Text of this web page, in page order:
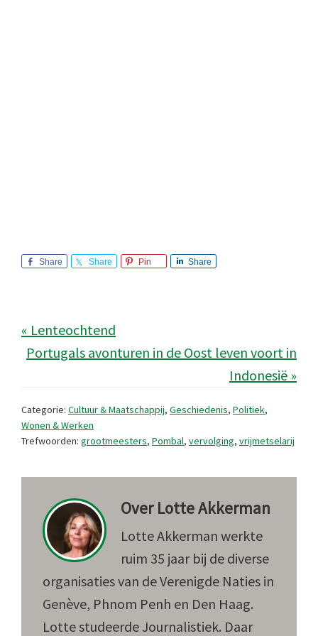
Share Share Pin Share
« Lenteochtend
Portugals avonturen in de Oost leven voort in
Indonesië »
Categorie: Cultuur & Maatschappij, Geschiedenis, Politiek,
Wonen & Werken
Trefwoorden: grootmeesters, Pombal, vervolging, vrijmetselarij
OverLotte Akkerman
Lotte Akkerman werkte
ruim 35 jaar bij de diverse
organisaties van de Verenigde Naties in
Genève, Phnom Penh en Den Haag.
Lotte studeerde Journalistiek. Daar